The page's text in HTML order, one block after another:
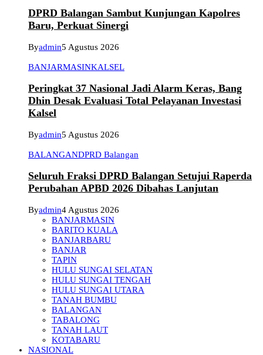
DPRD Balangan Sambut Kunjungan Kapolres
Baru, Perkuat Sinergi
Byadmin5 Agustus 2026
BANJARMASINKALSEL
Peringkat 37 Nasional Jadi Alarm Keras, Bang
Dhin Desak Evaluasi Total Pelayanan Investasi
Kalsel
Byadmin5 Agustus 2026
BALANGANDPRD Balangan
Seluruh Fraksi DPRD Balangan Setujui Raperda
Perubahan APBD 2026 Dibahas Lanjutan
Byadmin4 Agustus 2026
BANJARMASIN
BARITO KUALA
BANJARBARU
BANJAR
TAPIN
HULU SUNGAI SELATAN
HULU SUNGAI TENGAH
HULU SUNGAI UTARA
TANAH BUMBU
BALANGAN
TABALONG
TANAH LAUT
KOTABARU
NASIONAL